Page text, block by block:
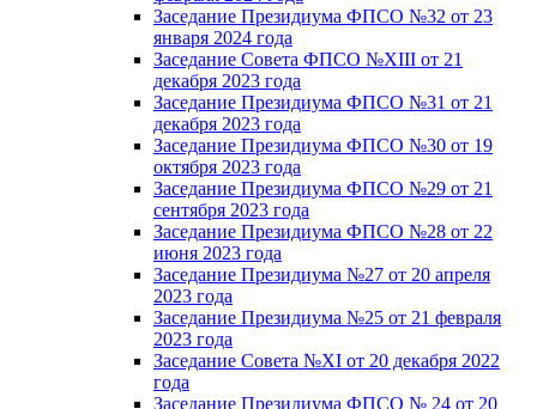
Заседание Президиума ФПСО №32 от 23
января 2024 года
Заседание Совета ФПСО №XIII от 21
декабря 2023 года
Заседание Президиума ФПСО №31 от 21
декабря 2023 года
Заседание Президиума ФПСО №30 от 19
октября 2023 года
Заседание Президиума ФПСО №29 от 21
сентября 2023 года
Заседание Президиума ФПСО №28 от 22
июня 2023 года
Заседание Президиума №27 от 20 апреля
2023 года
Заседание Президиума №25 от 21 февраля
2023 года
Заседание Совета №XI от 20 декабря 2022
года
Заседание Президиума ФПСО № 24 от 20